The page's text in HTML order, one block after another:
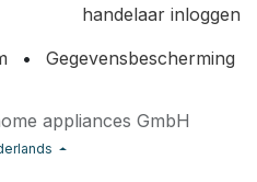
handelaar inloggen
• Gegevensbescherming
appliances GmbH